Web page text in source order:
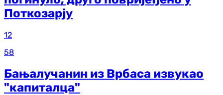
Поткозарју
12
58
Бањалучанин из Врбаса извукао
"капиталца"